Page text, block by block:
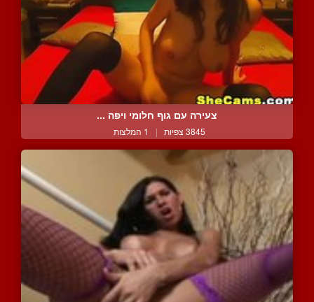
צעירה עם גוף חלומי ויפה ...
3845 צפיות | 1 המלצות